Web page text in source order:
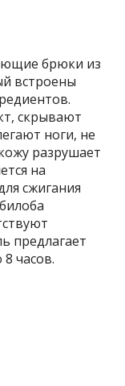
брюки из
встроены
скрывают
ноги, не
разрушает
на
сжигания
предлагает
часов.